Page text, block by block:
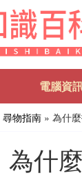
電腦資
尋物指南 » 為什
為什